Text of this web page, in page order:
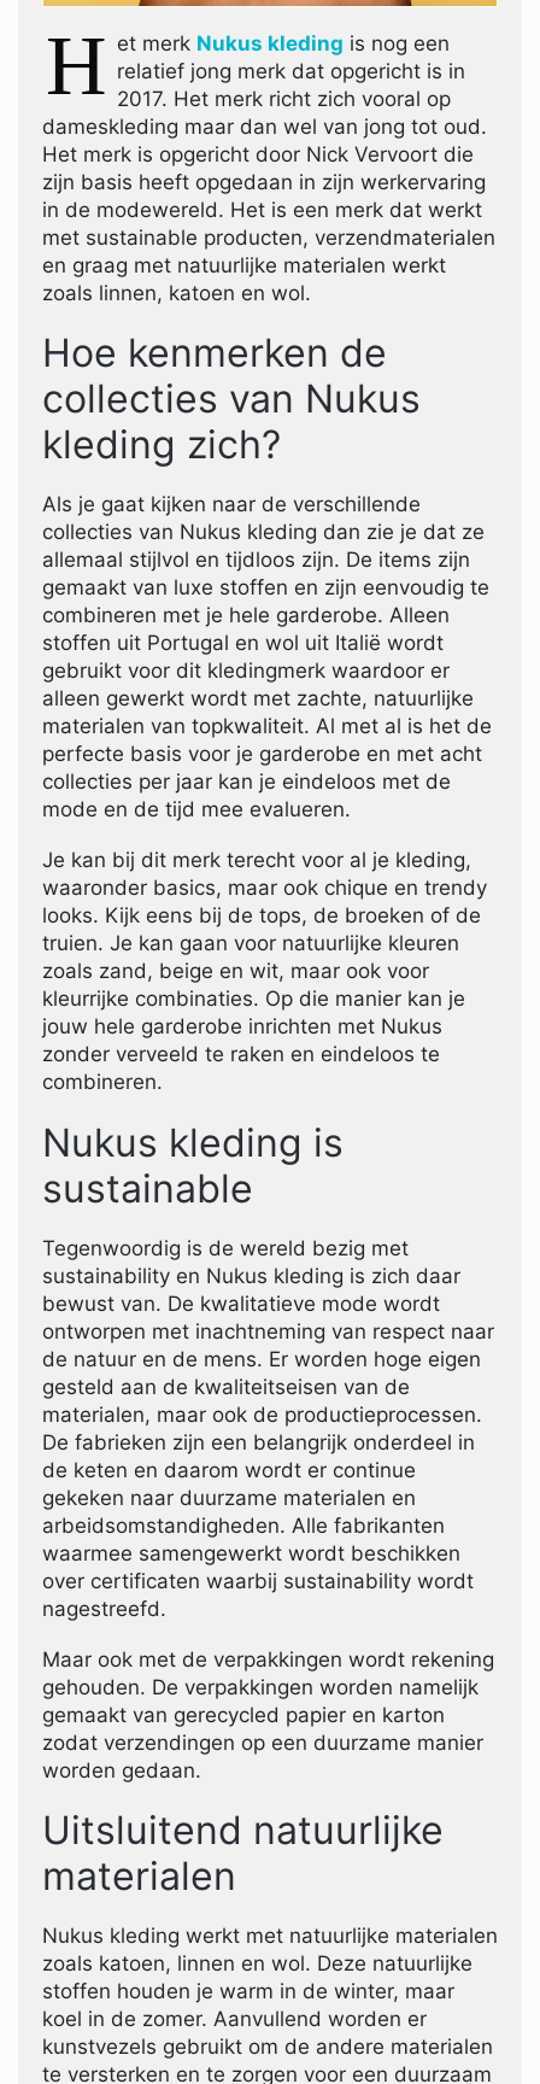
H et merk Nukus kleding is nog een
relatief jong merk dat opgericht is in
2017. Het merk richt zich vooral op
dameskleding maar dan wel van jong tot oud.
Het merk is opgericht door Nick Vervoort die
zijn basis heeft opgedaan in zijn werkervaring
in de modewereld. Het is een merk dat werkt
met sustainable producten, verzendmaterialen
en graag met natuurlijke materialen werkt
zoals linnen, katoen en wol.
Hoe kenmerken de
collecties van Nukus
kleding zich?
Als je gaat kijken naar de verschillende
collecties van Nukus kleding dan zie je dat ze
allemaal stijlvol en tijdloos zijn. De items zijn
gemaakt van luxe stoffen en zijn eenvoudig te
combineren met je hele garderobe. Alleen
stoffen uit Portugal en wol uit Italië wordt
gebruikt voor dit kledingmerk waardoor er
alleen gewerkt wordt met zachte, natuurlijke
materialen van topkwaliteit. Al met al is het de
perfecte basis voor je garderobe en met acht
collecties per jaar kan je eindeloos met de
mode en de tijd mee evalueren.
Je kan bij dit merk terecht voor al je kleding,
waaronder basics, maar ook chique en trendy
looks. Kijk eens bij de tops, de broeken of de
truien. Je kan gaan voor natuurlijke kleuren
zoals zand, beige en wit, maar ook voor
kleurrijke combinaties. Op die manier kan je
jouw hele garderobe inrichten met Nukus
zonder verveeld te raken en eindeloos te
combineren.
Nukus kleding is
sustainable
Tegenwoordig is de wereld bezig met
sustainability en Nukus kleding is zich daar
bewust van. De kwalitatieve mode wordt
ontworpen met inachtneming van respect naar
de natuur en de mens. Er worden hoge eigen
gesteld aan de kwaliteitseisen van de
materialen, maar ook de productieprocessen.
De fabrieken zijn een belangrijk onderdeel in
de keten en daarom wordt er continue
gekeken naar duurzame materialen en
arbeidsomstandigheden. Alle fabrikanten
waarmee samengewerkt wordt beschikken
over certificaten waarbij sustainability wordt
nagestreefd.
Maar ook met de verpakkingen wordt rekening
gehouden. De verpakkingen worden namelijk
gemaakt van gerecycled papier en karton
zodat verzendingen op een duurzame manier
worden gedaan.
Uitsluitend natuurlijke
materialen
Nukus kleding werkt met natuurlijke materialen
zoals katoen, linnen en wol. Deze natuurlijke
stoffen houden je warm in de winter, maar
koel in de zomer. Aanvullend worden er
kunstvezels gebruikt om de andere materialen
te versterken en te zorgen voor een duurzaam